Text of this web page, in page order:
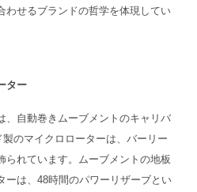
わせるブランドの哲学を体現してい
ター
自動巻きムーブメントのキャリバ
のマイクロローターは、バーリー
られています。ムーブメントの地板
ーは、48時間のパワーリザーブとい